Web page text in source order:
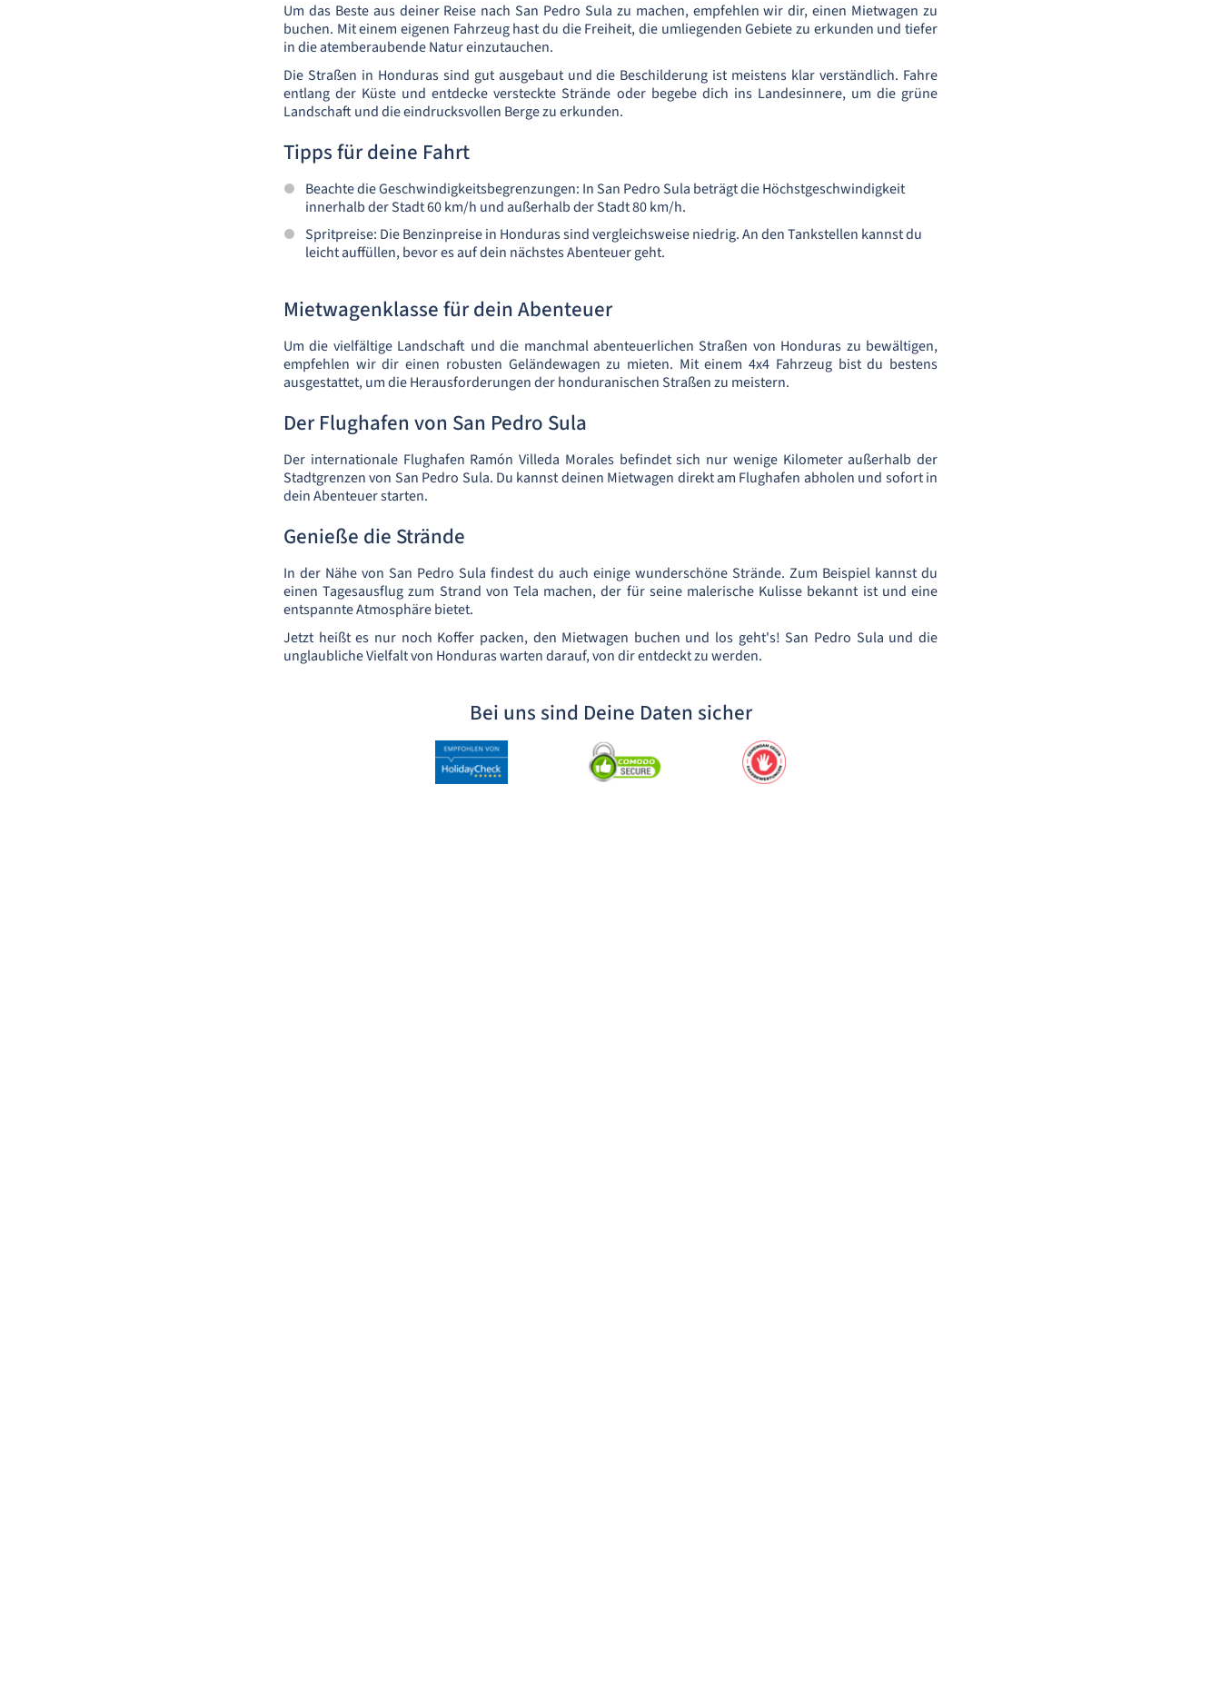
Um das Beste aus deiner Reise nach San Pedro Sula zu machen, empfehlen wir dir, einen Mietwagen zu
buchen. Mit einem eigenen Fahrzeug hast du die Freiheit, die umliegenden Gebiete zu erkunden und tiefer
in die atemberaubende Natur einzutauchen.
Die Straßen in Honduras sind gut ausgebaut und die Beschilderung ist meistens klar verständlich. Fahre
entlang der Küste und entdecke versteckte Strände oder begebe dich ins Landesinnere, um die grüne
Landschaft und die eindrucksvollen Berge zu erkunden.
Tipps für deine Fahrt
Beachte die Geschwindigkeitsbegrenzungen: In San Pedro Sula beträgt die Höchstgeschwindigkeit
innerhalb der Stadt 60 km/h und außerhalb der Stadt 80 km/h.
Spritpreise: Die Benzinpreise in Honduras sind vergleichsweise niedrig. An den Tankstellen kannst du
leicht auffüllen, bevor es auf dein nächstes Abenteuer geht.
Mietwagenklasse für dein Abenteuer
Um die vielfältige Landschaft und die manchmal abenteuerlichen Straßen von Honduras zu bewältigen,
empfehlen wir dir einen robusten Geländewagen zu mieten. Mit einem 4x4 Fahrzeug bist du bestens
ausgestattet, um die Herausforderungen der honduranischen Straßen zu meistern.
Der Flughafen von San Pedro Sula
Der internationale Flughafen Ramón Villeda Morales befindet sich nur wenige Kilometer außerhalb der
Stadtgrenzen von San Pedro Sula. Du kannst deinen Mietwagen direkt am Flughafen abholen und sofort in
dein Abenteuer starten.
Genieße die Strände
In der Nähe von San Pedro Sula findest du auch einige wunderschöne Strände. Zum Beispiel kannst du
einen Tagesausflug zum Strand von Tela machen, der für seine malerische Kulisse bekannt ist und eine
entspannte Atmosphäre bietet.
Jetzt heißt es nur noch Koffer packen, den Mietwagen buchen und los geht's! San Pedro Sula und die
unglaubliche Vielfalt von Honduras warten darauf, von dir entdeckt zu werden.
Bei uns sind Deine Daten sicher